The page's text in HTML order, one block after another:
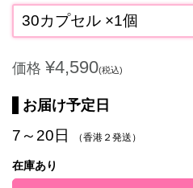
30カプセル ×1個
価格 ¥4,590(税込)
お届け予定日
7～20日 （香港２発送）
在庫あり